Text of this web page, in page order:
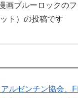
も手術をやり遂げる日本
と絶賛
外の反応】
画ブルーロックの
ト）の投稿です
アルゼンチン協会、